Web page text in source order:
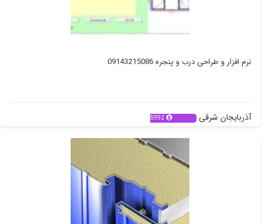
نرم افزار و طراحی درب و پنجره 09143215086
آذربایجان شرقی 5992